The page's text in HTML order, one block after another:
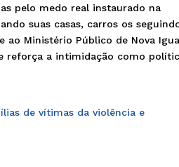
pelo medo real instaurado na
suas casas, carros os
Ministério Público de Nova
reforça a intimidação como
de vítimas da violência e